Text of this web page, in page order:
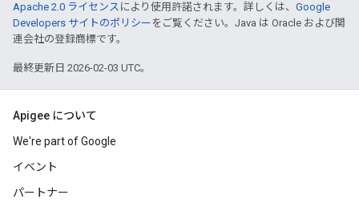
Apache 2.0 ライセンス により使用許諾されます。詳しくは、 Google
Developers サイトのポリシー をご覧ください。Java は Oracle および関
連会社の登録商標です。
最終更新日 2026-02-03 UTC。
Apigee について
We're part of Google
イベント
パートナー